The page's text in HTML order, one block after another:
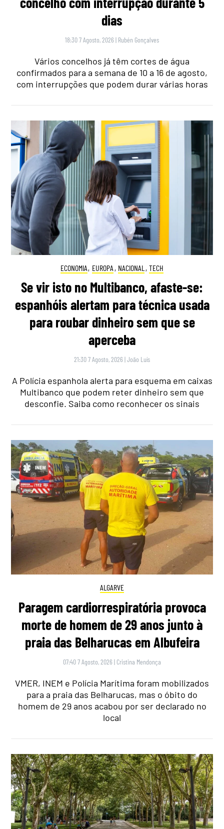
dias
18:30 7 Agosto, 2026 | Rubén Gonçalves
Vários concelhos já têm cortes de água
confirmados para a semana de 10 a 16 de agosto,
com interrupções que podem durar várias horas
ECONOMIA, EUROPA , NACIONAL , TECH
Se vir isto no Multibanco, afaste-se:
espanhóis alertam para técnica usada
para roubar dinheiro sem que se
aperceba
21:30 7 Agosto, 2026 |João Luís
A Polícia espanhola alerta para esquema em caixas
Multibanco que podem reter dinheiro sem que
desconfie. Saiba como reconhecer os sinais
ALGARVE
Paragem cardiorrespiratória provoca
morte de homem de 29 anos junto à
praia das Belharucas em Albufeira
07:40 7 Agosto, 2026 | Cristina Mendonça
VMER, INEM e Polícia Marítima foram mobilizados
para a praia das Belharucas, mas o óbito do
homem de 29 anos acabou por ser declarado no
local